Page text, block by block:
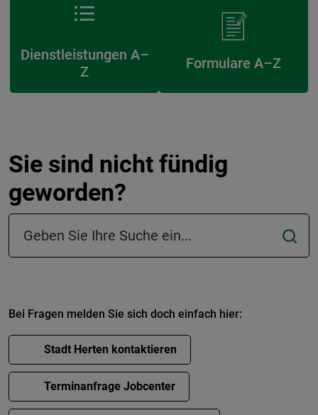
Dienstleistungen A–
Z
Formulare A–Z
Sie sind nicht fündig
geworden?
Suchfeld in der Fußzeile
Bei Fragen melden Sie sich doch einfach hier:
Stadt Herten kontaktieren
Terminanfrage Jobcenter